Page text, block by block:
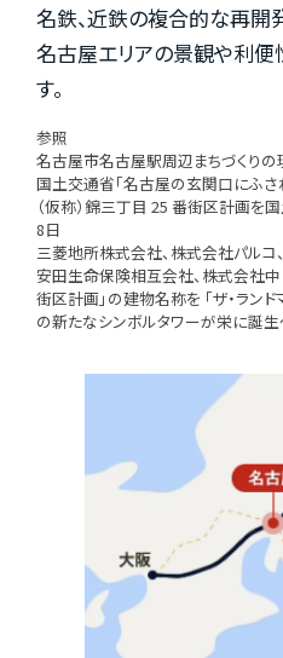
名鉄、近鉄の複合的な再開
名古屋エリアの景観や利便
す。
参照
名古屋市名古屋駅周辺まちづくり
国土交通省「名古屋の玄関口にふ
（仮称）錦三丁目 25 番街区計画を
8日
三菱地所株式会社、株式会社パル
安田生命保険相互会社、株式会社中
街区計画」の建物名称を 「ザ・ラン
の新たなシンボルタワーが栄に誕生